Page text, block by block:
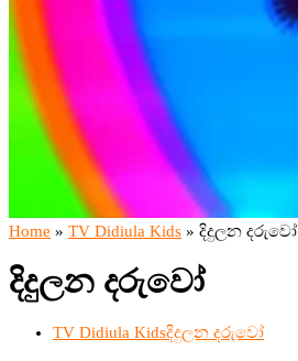
Home » TV Didiula Kids » දිදුලන දරුවෝ
දිදුලන දරුවෝ
TV Didiula Kidsදිදුලන දරුවෝ